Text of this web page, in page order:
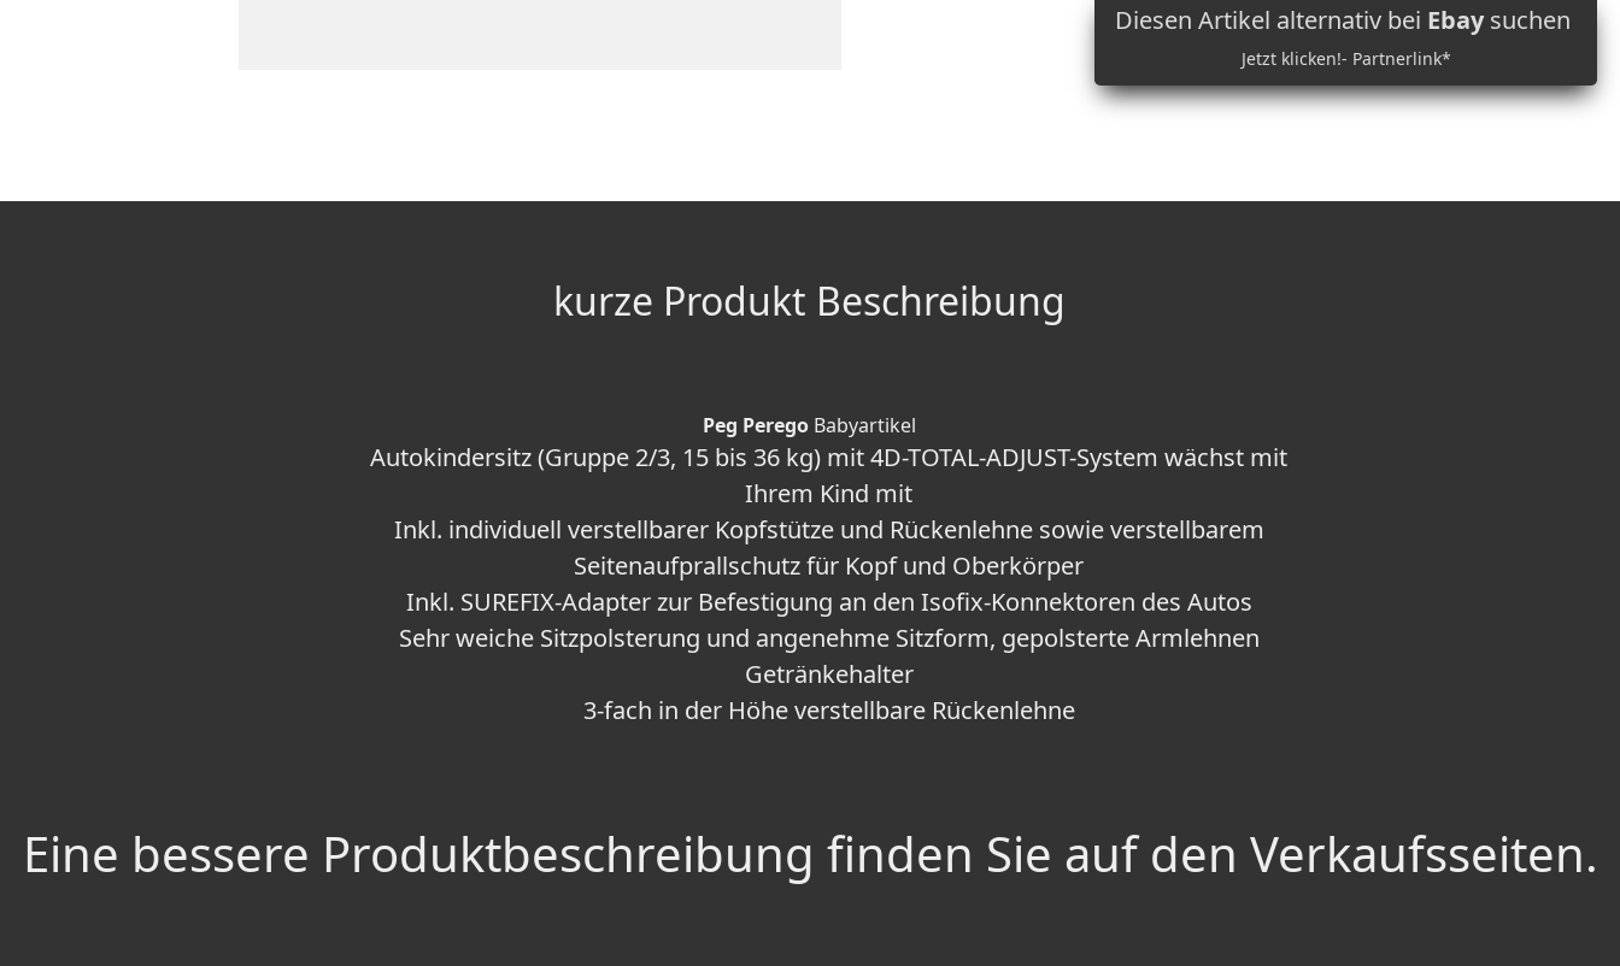
Diesen Artikel alternativ bei Ebaysuchen
Jetzt klicken!- Partnerlink*
kurze Produkt Beschreibung
Peg Perego Babyartikel
Autokindersitz (Gruppe 2/3, 15 bis 36 kg) mit 4D-TOTAL-ADJUST-System wächst mit
Ihrem Kind mit
Inkl. individuell verstellbarer Kopfstütze und Rückenlehne sowie verstellbarem
Seitenaufprallschutz für Kopf und Oberkörper
Inkl. SUREFIX-Adapter zur Befestigung an den Isofix-Konnektoren des Autos
Sehr weiche Sitzpolsterung und angenehme Sitzform, gepolsterte Armlehnen
Getränkehalter
3-fach in der Höhe verstellbare Rückenlehne
Eine bessere Produktbeschreibung finden Sie auf den Verkaufsseiten.